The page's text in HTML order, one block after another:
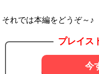
それでは本編をどうぞ～♪
プレイス
今